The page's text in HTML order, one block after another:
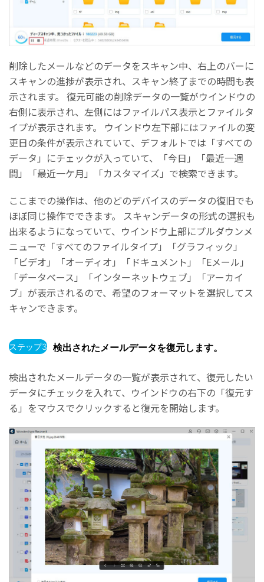
Repairit – 写真修復AIアプリ
削除したメールなどのデータをスキャン中、右上のバーに
スキャンの進捗が表示され、スキャン終了までの時間も表
示されます。 復元可能の削除データの一覧がウインドウの
右側に表示され、左側にはファイルパス表示とファイルタ
イプが表示されます。 ウインドウ左下部にはファイルの変
更日の条件が表示されていて、デフォルトでは「すべての
データ」にチェックが入っていて、「今日」「最近一週
間」「最近一ケ月」「カスタマイズ」で検索できます。
ここまでの操作は、他のどのデバイスのデータの復旧でも
ほぼ同じ操作でできます。 スキャンデータの形式の選択も
出来るようになっていて、ウインドウ上部にプルダウンメ
ニューで「すべてのファイルタイプ」「グラフィック」
「ビデオ」「オーディオ」「ドキュメント」「Eメール」
「データベース」「インターネットウェブ」「アーカイ
ブ」が表示されるので、希望のフォーマットを選択してス
キャンできます。
ステップ3 検出されたメールデータを復元します。
検出されたメールデータの一覧が表示されて、復元したい
データにチェックを入れて、ウインドウの右下の「復元す
る」をマウスでクリックすると復元を開始します。